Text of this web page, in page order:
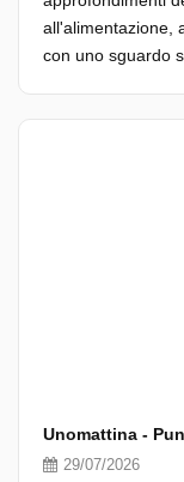
all'alimentazione,
con uno sguardo
Unomattina -
29/07/2026